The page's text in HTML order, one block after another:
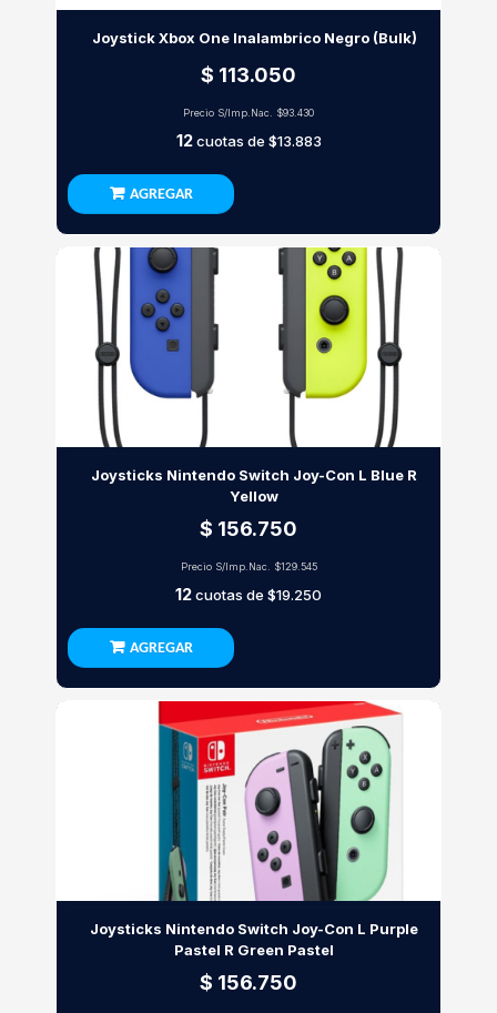
Joystick Xbox One Inalambrico Negro (Bulk)
$ 113.050
Precio S/Imp.Nac. $93.430
12cuotas de $13.883
AGREGAR
Joysticks Nintendo Switch Joy-Con L Blue R
Yellow
$ 156.750
Precio S/Imp.Nac. $129.545
12cuotas de $19.250
AGREGAR
Joysticks Nintendo Switch Joy-Con L Purple
Pastel R Green Pastel
$ 156.750